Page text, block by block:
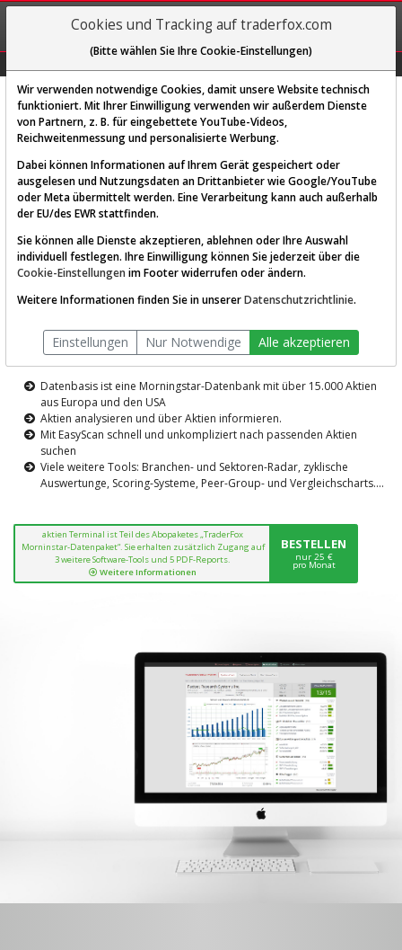
REGIS-
TRIEREN
Diese Funktion ist nur für
AKTIEN-TERMINAL
Die Aktienanalyse-Plattform von
TraderFox
Datenbasis ist eine Morningstar-Datenbank mit über 15.000 Aktien
aus Europa und den USA
Aktien analysieren und über Aktien informieren.
Mit EasyScan schnell und unkompliziert nach passenden Aktien
suchen
Viele weitere Tools: Branchen- und Sektoren-Radar, zyklische
Auswertunge, Scoring-Systeme, Peer-Group- und Vergleichscharts....
aktien Terminal ist Teil des Abopaketes „TraderFox
Morninstar-Datenpaket“. Sie erhalten zusätzlich Zugang auf
3 weitere Software-Tools und 5 PDF-Reports.
Weitere Informationen
BESTELLEN
nur 25 €
pro Monat
Cookies und Tracking auf traderfox.com
(Bitte wählen Sie Ihre Cookie-Einstellungen)
Wir verwenden notwendige Cookies, damit unsere Website technisch
funktioniert. Mit Ihrer Einwilligung verwenden wir außerdem Dienste
von Partnern, z. B. für eingebettete YouTube-Videos,
Reichweitenmessung und personalisierte Werbung.
Dabei können Informationen auf Ihrem Gerät gespeichert oder
ausgelesen und Nutzungsdaten an Drittanbieter wie Google/YouTube
oder Meta übermittelt werden. Eine Verarbeitung kann auch außerhalb
der EU/des EWR stattfinden.
Sie können alle Dienste akzeptieren, ablehnen oder Ihre Auswahl
individuell festlegen. Ihre Einwilligung können Sie jederzeit über die
Cookie-Einstellungen im Footer widerrufen oder ändern.
Weitere Informationen finden Sie in unsererDatenschutzrichtlinie.
Einstellungen Nur Notwendige Alle akzeptieren